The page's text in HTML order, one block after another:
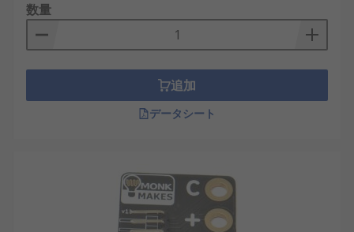
数量
追加
データシート